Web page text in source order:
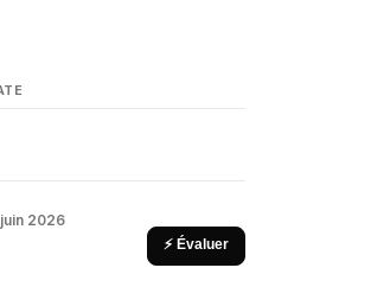
juin 2026
⚡ Évaluer